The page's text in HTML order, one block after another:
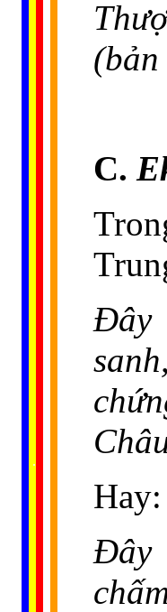
.
(bản
C.
Đây
Hay:
Ðây